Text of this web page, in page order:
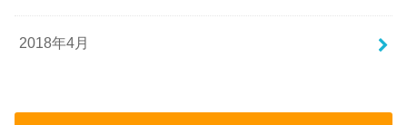
2018年4月